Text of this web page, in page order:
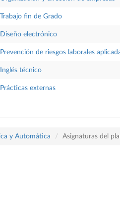
Trabajo fin de Grado
Diseño electrónico
Prevención de riesgos laborales
Inglés técnico
Prácticas externas
y Automática Asignaturas del